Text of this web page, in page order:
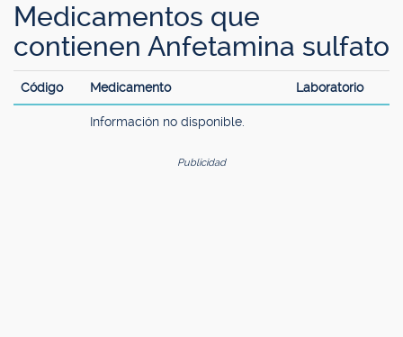
Medicamentos que
contienen Anfetamina sulfato
Código Medicamento Laboratorio
Información no disponible.
Publicidad